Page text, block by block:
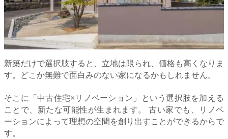
新築だけで選択肢すると、立地は限られ、価格も高くなりま
す。どこか無難で面白みのない家になるかもしれません。
そこに「中古住宅×リノベーション」という選択肢を加える
ことで、新たな可能性が生まれます。 古い家でも、リノベ
ーションによって理想の空間を創り出すことができるからで
す。